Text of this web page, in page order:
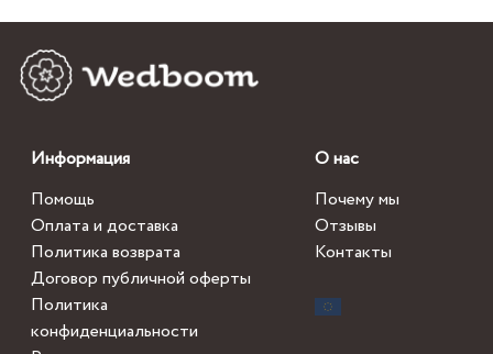
Информация
Помощь
Оплата и доставка
Политика возврата
Договор публичной оферты
Политика
конфиденциальности
О нас
Почему мы
Отзывы
Контакты